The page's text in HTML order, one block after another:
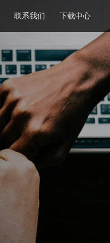
联系我们 下载中心